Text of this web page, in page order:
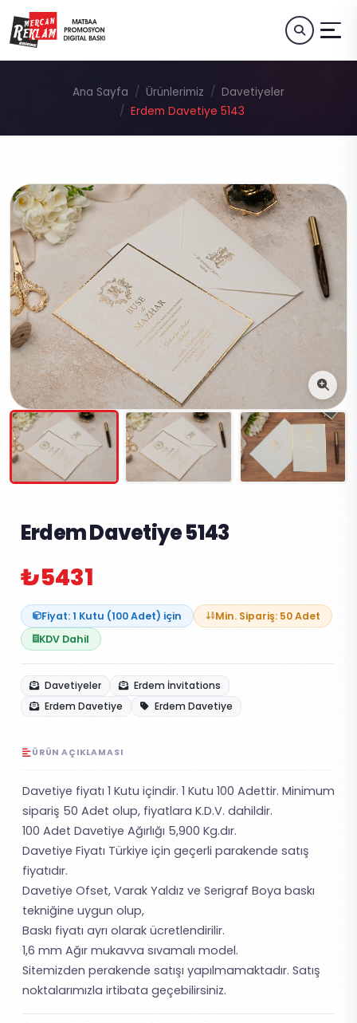
Ana Sayfa Ürünlerimiz
Davetiyeler
Erdem Davetiye 5143
Erdem Davetiye 5143
₺5431
Fiyat: 1 Kutu (100 Adet) için
Min. Sipariş: 50 Adet
KDV Dahil
Davetiyeler
Erdem İnvitations
Erdem Davetiye
Erdem Davetiye
ÜRÜN AÇIKLAMASI
Davetiye fiyatı 1 Kutu içindir. 1 Kutu 100 Adettir. Minimum
sipariş 50 Adet olup, fiyatlara K.D.V. dahildir.
100 Adet Davetiye Ağırlığı 5,900 Kg.dır.
Davetiye Fiyatı Türkiye için geçerli parakende satış
fiyatıdır.
Davetiye Ofset, Varak Yaldız ve Serigraf Boya baskı
tekniğine uygun olup,
Baskı fiyatı ayrı olarak ücretlendirilir.
1,6 mm Ağır mukavva sıvamalı model.
Sitemizden perakende satışı yapılmamaktadır. Satış
noktalarımızla irtibata geçebilirsiniz.